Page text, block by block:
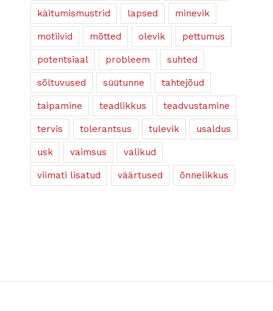
käitumismustrid lapsed minevik
motiivid mõtted olevik pettumus
potentsiaal probleem suhted
sõltuvused süütunne tahtejõud
taipamine teadlikkus teadvustamine
tervis tolerantsus tulevik usaldus
usk vaimsus valikud
viimati lisatud väärtused õnnelikkus